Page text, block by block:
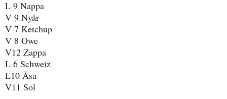
L 9 Nappa
V 9 Nyår
V 7 Ketchup
V 8 Owe
V12 Zappa
L 6 Schweiz
L10 Åsa
V11 Sol